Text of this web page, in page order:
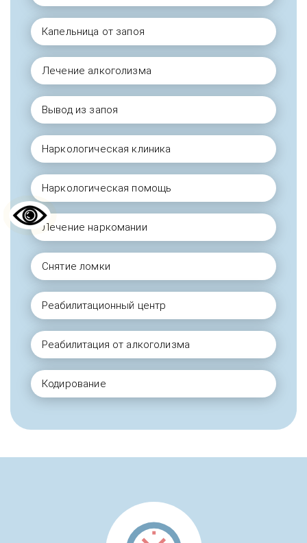
Капельница от запоя
Лечение алкоголизма
Вывод из запоя
Наркологическая клиника
Наркологическая помощь
Лечение наркомании
Снятие ломки
Реабилитационный центр
Реабилитация от алкоголизма
Кодирование